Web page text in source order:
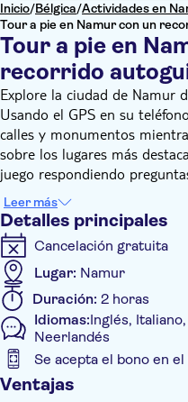
Inicio/Bélgica/Actividades en
Tour a pie en Namur con un
Tour a pie en
recorrido
Explore la ciudad de Namur
Usando el GPS en su
calles y monumentos
sobre los lugares más
juego respondiendo
tareas relacionadas con la
inteligente. En esta visita
detiene, no una guía 'aburrida'.
Namur está a tiro de piedra
iglesias, museos y lugares
Namur. Situado a una altitud
una de las atracciones más
sendero, verá la Place
bolsa de valores, luego
Musée Félicien Rops y el
¿Como funciona?
Leer más
Detalles principales
Cancelación gratuita
Lugar: Namur
Duración: 2 horas
Idiomas:Inglés,
Neerlandés
Se acepta el bono en
Detalles extra
Ventajas